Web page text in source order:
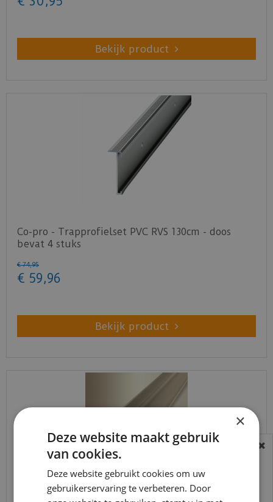
Bekijk product
Co-pro - Trapprofielset PVC RVS 130cm - doos
bevat 4 stuks
€ 74,95
€ 59,96
Bekijk product
BEREIKBAARHEID
In verband met de vakantie periode zijn wij
t/m 14 augustus telefonisch helaas niet
×
Deze website maakt gebruik
van cookies.
Deze website gebruikt cookies om uw
gebruikerservaring te verbeteren. Door